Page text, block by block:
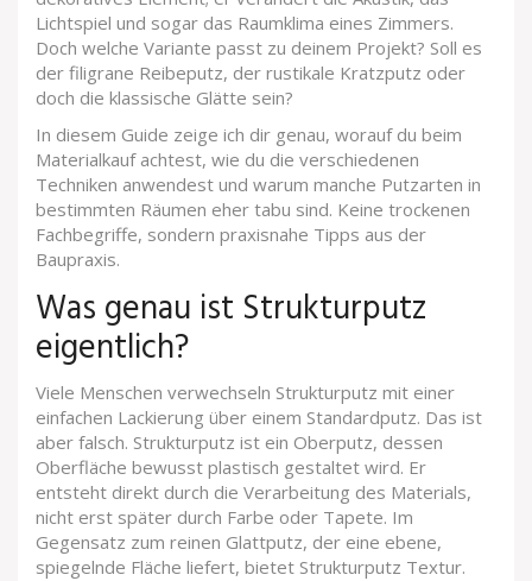
Lichtspiel und sogar das Raumklima eines Zimmers.
Doch welche Variante passt zu deinem Projekt? Soll es
der filigrane Reibeputz, der rustikale Kratzputz oder
doch die klassische Glätte sein?
In diesem Guide zeige ich dir genau, worauf du beim
Materialkauf achtest, wie du die verschiedenen
Techniken anwendest und warum manche Putzarten in
bestimmten Räumen eher tabu sind. Keine trockenen
Fachbegriffe, sondern praxisnahe Tipps aus der
Baupraxis.
Was genau ist Strukturputz
eigentlich?
Viele Menschen verwechseln Strukturputz mit einer
einfachen Lackierung über einem Standardputz. Das ist
aber falsch. Strukturputz ist ein Oberputz, dessen
Oberfläche bewusst plastisch gestaltet wird. Er
entsteht direkt durch die Verarbeitung des Materials,
nicht erst später durch Farbe oder Tapete. Im
Gegensatz zum reinen Glattputz, der eine ebene,
spiegelnde Fläche liefert, bietet Strukturputz Textur.